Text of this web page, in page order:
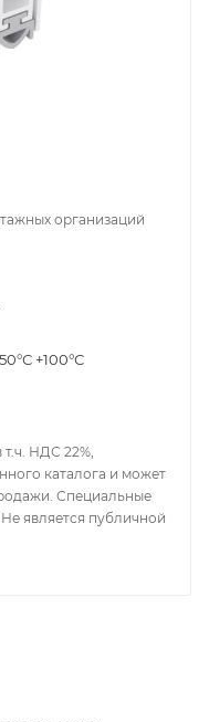
организаций
+100°С
т.ч. НДС 22%,
каталога и может
Специальные
является публичной